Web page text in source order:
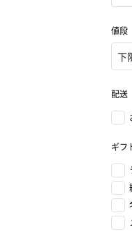
値段
配送
ギフ